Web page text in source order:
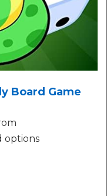
Board Game
options